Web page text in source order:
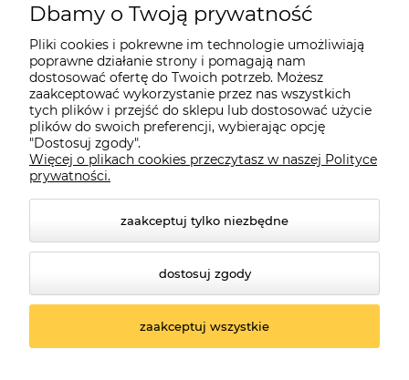
Moje konto
O firmie
Czerwona Dynia|ul. Konarskiego 9a| 66-200 Świebodzin |
© 2026 czerwonadynia.pl. Wszelkie prawa zastrzeżone.
Dbamy o Twoją prywatność
Pliki cookies i pokrewne im technologie umożliwiają
poprawne działanie strony i pomagają nam
dostosować ofertę do Twoich potrzeb. Możesz
zaakceptować wykorzystanie przez nas wszystkich
tych plików i przejść do sklepu lub dostosować użycie
plików do swoich preferencji, wybierając opcję
"Dostosuj zgody".
Więcej o plikach cookies przeczytasz w naszej Polityce
prywatności.
zaakceptuj tylko niezbędne
dostosuj zgody
zaakceptuj wszystkie